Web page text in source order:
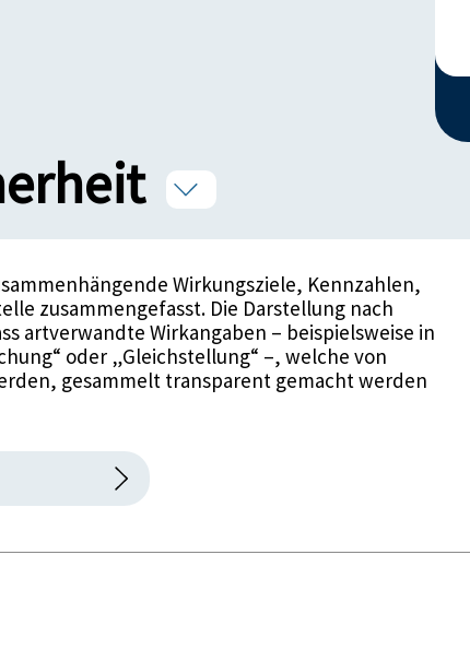
Wirkungsziele, Kennzahlen,
zusammengefasst. Die Darstellung nach
artverwandte Wirkangaben – beispielsweise in
oder „Gleichstellung“ –, welche von
gesammelt transparent gemacht werden